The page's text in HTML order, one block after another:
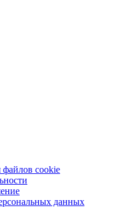
файлов cookie
данных